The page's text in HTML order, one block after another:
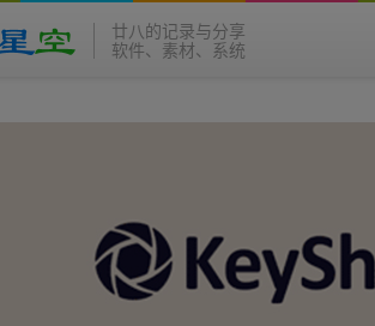
廿八的记录与分享
软件、素材、系统